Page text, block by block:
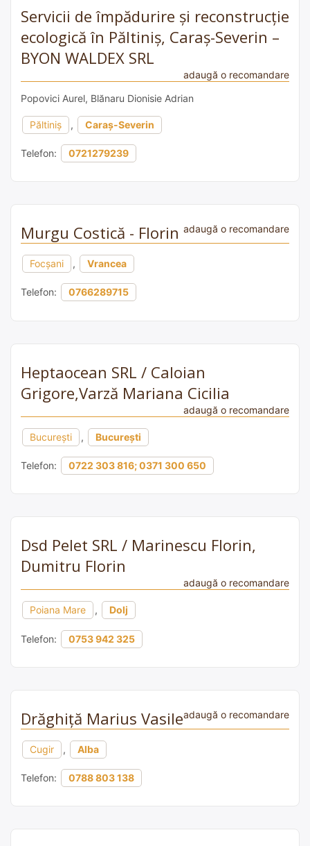
Servicii de împădurire și reconstrucție
ecologică în Păltiniș, Caraș-Severin –
BYON WALDEX SRL
adaugă o recomandare
Popovici Aurel, Blănaru Dionisie Adrian
Păltiniș , Caraș-Severin
Telefon: 0721279239
Murgu Costică - Florin adaugă o recomandare
Focșani , Vrancea
Telefon: 0766289715
Heptaocean SRL / Caloian
Grigore,Varză Mariana Cicilia
adaugă o recomandare
București , București
Telefon: 0722 303 816; 0371 300 650
Dsd Pelet SRL / Marinescu Florin,
Dumitru Florin
adaugă o recomandare
Poiana Mare , Dolj
Telefon: 0753 942 325
Drăghiță Marius Vasileadaugă o recomandare
Cugir , Alba
Telefon: 0788 803 138